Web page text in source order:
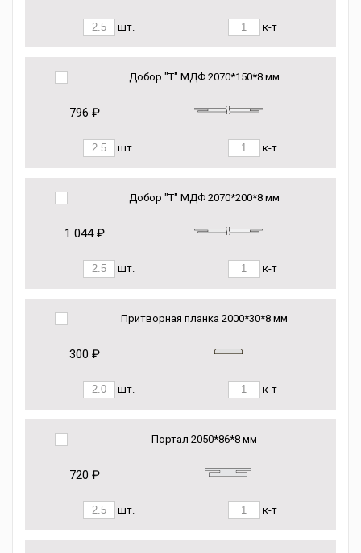
шт. к-т
Добор "Т" МДФ 2070*150*8 мм
796 ₽
шт. к-т
Добор "Т" МДФ 2070*200*8 мм
1 044 ₽
шт. к-т
Притворная планка 2000*30*8 мм
300 ₽
шт. к-т
Портал 2050*86*8 мм
720 ₽
шт. к-т